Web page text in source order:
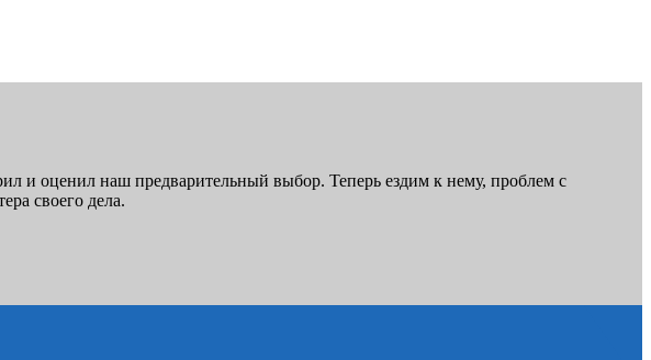
и оценил наш предварительный выбор. Теперь ездим к нему, проблем с
своего дела.